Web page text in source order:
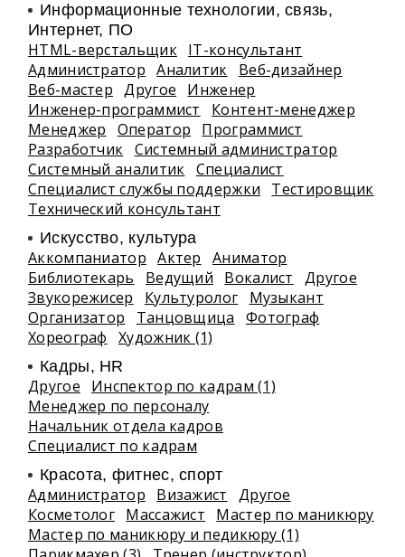
Информационные технологии, связь,
Интернет, ПО
HTML-верстальщик IT-консультант
Администратор
Аналитик
Веб-дизайнер
Веб-мастер
Другое
Инженер
Инженер-программист
Контент-менеджер
Менеджер
Оператор
Программист
Разработчик Системный администратор
Системный аналитик Специалист
Специалист службы поддержки
Тестировщик
Технический консультант
Искусство, культура
Аккомпаниатор Актер
Аниматор
Библиотекарь
Ведущий Вокалист
Другое
Звукорежисер
Культуролог
Музыкант
Организатор
Танцовщица
Фотограф
Хореограф
Художник (1)
Кадры, HR
Другое
Инспектор по кадрам (1)
Менеджер по персоналу
Начальник отдела кадров
Специалист по кадрам
Красота, фитнес, спорт
Администратор Визажист
Другое
Косметолог Массажист
Мастер по маникюру
Мастер по маникюру и педикюру (1)